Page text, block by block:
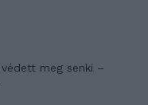
meg senki –